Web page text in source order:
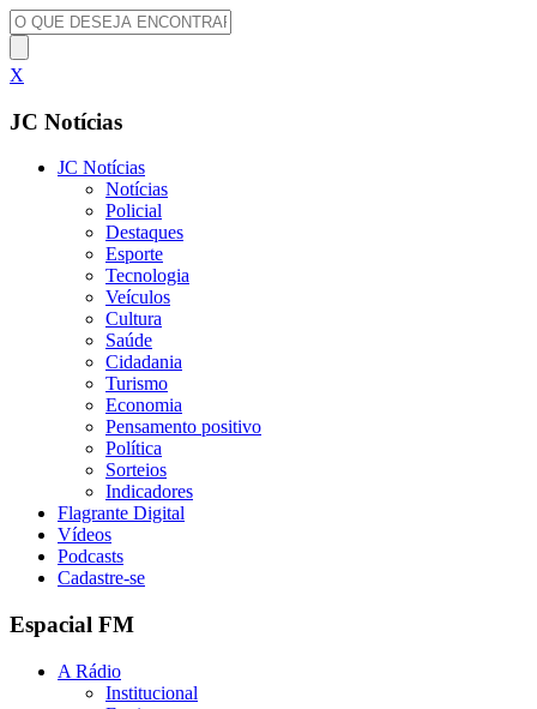
X
JC Notícias
JC Notícias
Notícias
Policial
Destaques
Esporte
Tecnologia
Veículos
Cultura
Saúde
Cidadania
Turismo
Economia
Pensamento positivo
Política
Sorteios
Indicadores
Flagrante Digital
Vídeos
Podcasts
Cadastre-se
Espacial FM
A Rádio
Institucional